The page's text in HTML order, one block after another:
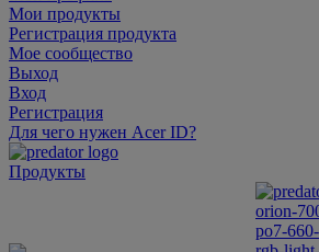
Мои продукты
Регистрация продукта
Мое сообщество
Выход
Вход
Регистрация
Для чего нужен Acer ID?
Продукты